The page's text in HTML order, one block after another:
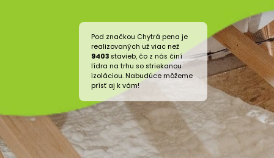
Pod značkou Chytrá pena je
realizovaných už viac než
9403 stavieb, čo z nás činí
lídra na trhu so striekanou
izoláciou. Nabudúce môžeme
prísť aj k vám!